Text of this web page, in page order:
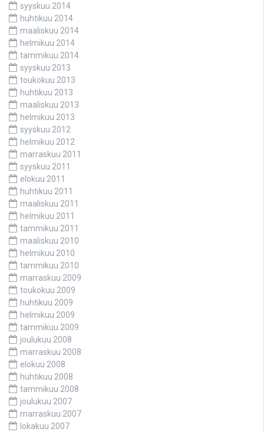
syyskuu 2014
huhtikuu 2014
maaliskuu 2014
helmikuu 2014
tammikuu 2014
syyskuu 2013
toukokuu 2013
huhtikuu 2013
maaliskuu 2013
helmikuu 2013
syyskuu 2012
helmikuu 2012
marraskuu 2011
syyskuu 2011
elokuu 2011
huhtikuu 2011
maaliskuu 2011
helmikuu 2011
tammikuu 2011
maaliskuu 2010
helmikuu 2010
tammikuu 2010
marraskuu 2009
toukokuu 2009
huhtikuu 2009
helmikuu 2009
tammikuu 2009
joulukuu 2008
marraskuu 2008
elokuu 2008
huhtikuu 2008
tammikuu 2008
joulukuu 2007
marraskuu 2007
lokakuu 2007